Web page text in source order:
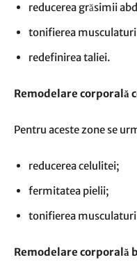
reducerea grăsimii
tonifierea
redefinirea taliei.
Remodelare corporală
Pentru aceste zone se
reducerea celulitei;
fermitatea pielii;
tonifierea
Remodelare corporală